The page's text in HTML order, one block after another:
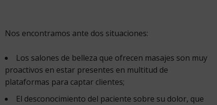
Nos encontramos ante dos situaciones:
Los salones de belleza que ofrecen masajes son muy
proactivos en estar presentes en multitud de
plataformas para captar clientes;
El desconocimiento del paciente sobre su dolor, que